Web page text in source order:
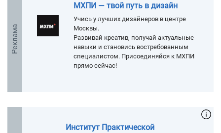
Реклама
МХПИ — твой путь в дизайн
Учись у лучших дизайнеров в центре
Москвы.
Развивай креатив, получай актуальные
навыки и становись востребованным
специалистом. Присоединяйся к МХПИ
прямо сейчас!
Институт Практической